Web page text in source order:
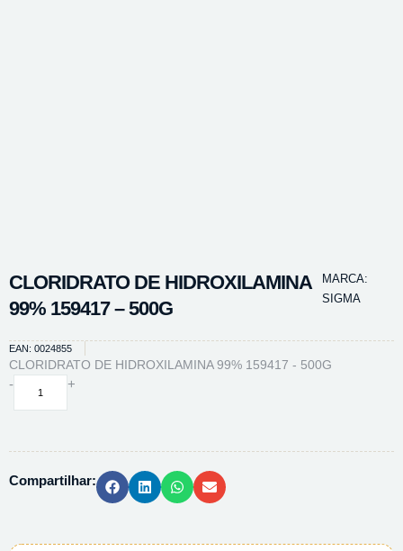
CLORIDRATO DE HIDROXILAMINA
99% 159417 – 500G
MARCA:
SIGMA
EAN: 0024855
CLORIDRATO DE HIDROXILAMINA 99% 159417 - 500G
-
CLORIDRATO
-
+
Compartilhar: